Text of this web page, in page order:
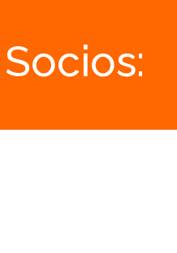
Socios: